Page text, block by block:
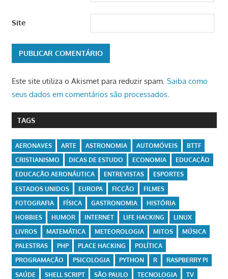
Site
Este site utiliza o Akismet para reduzir spam. Saiba como
seus dados em comentários são processados.
TAGS
AERONAVES ARTE ASTRONOMIA AUTOMÓVEIS
BTTF
CRISTIANISMO
DICAS DE ESTUDO ECONOMIA
EDUCAÇÃO
EDUCAÇÃO AERONÁUTICA
ENTREVISTAS
ESPORTES
ESTADOS UNIDOS
EUROPA FICÇÃO
FILMES
FOTOGRAFIA
FÍSICA GASTRONOMIA
HISTÓRIA
HOBBIES
HUMOR INTERNET LIFE HACKING
LINUX
LIVROS
MATEMÁTICA METEOROLOGIA MITOS
MÚSICA
PALESTRAS
PHP PLACE HACKING
POLÍTICA
PROGRAMAÇÃO
PSICOLOGIA PYTHON R
RASPBERRY PI
SAÚDE
SHELL SCRIPT SÃO PAULO TECNOLOGIA
TV